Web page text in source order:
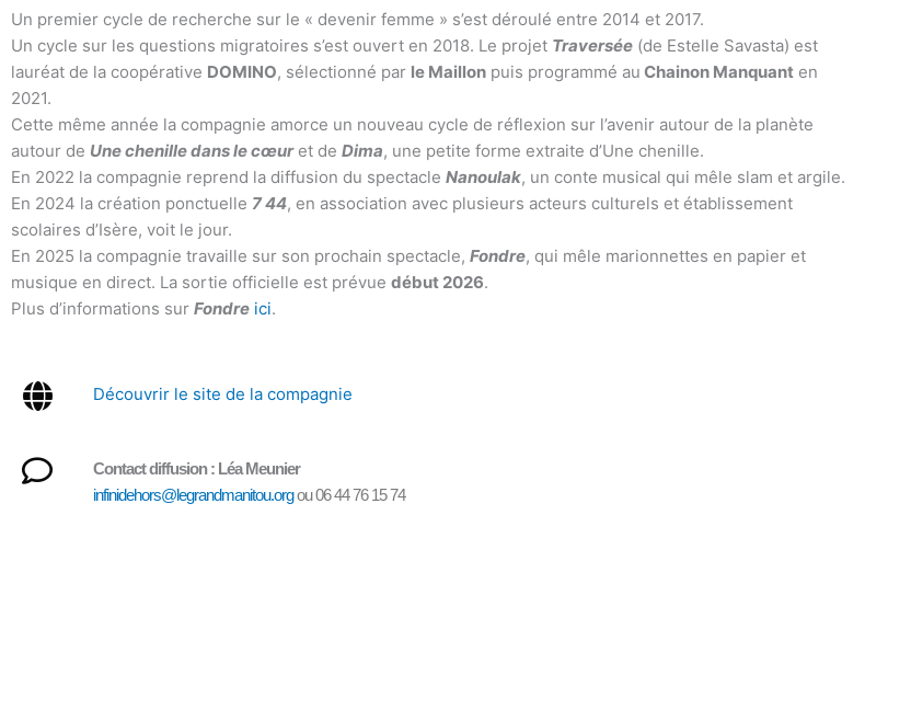
Un premier cycle de recherche sur le « devenir femme » s’est déroulé entre 2014 et 2017.
Un cycle sur les questions migratoires s’est ouvert en 2018. Le projet Traversée (de Estelle Savasta) est
lauréat de la coopérative DOMINO, sélectionné par le Maillon puis programmé au Chainon Manquant en
2021.
Cette même année la compagnie amorce un nouveau cycle de réflexion sur l’avenir autour de la planète
autour de Une chenille dans le cœuret de Dima, une petite forme extraite d’Une chenille.
En 2022 la compagnie reprend la diffusion du spectacle Nanoulak, un conte musical qui mêle slam et argile.
En 2024 la création ponctuelle 7 44, en association avec plusieurs acteurs culturels et établissement
scolaires d’Isère, voit le jour.
En 2025 la compagnie travaille sur son prochain spectacle, Fondre, qui mêle marionnettes en papier et
musique en direct. La sortie officielle est prévue début 2026.
Plus d’informations sur Fondre ici.
Découvrir le site de la compagnie
Contact diffusion : Léa Meunier
infinidehors@legrandmanitou.orgou 06 44 76 15 74